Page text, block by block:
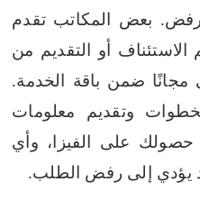
بعض المكاتب تقدم
أو التقديم من
ضمن باقة الخدمة.
وتقديم معلومات
على الفيزا، وأي
يؤدي إلى رفض الطلب.